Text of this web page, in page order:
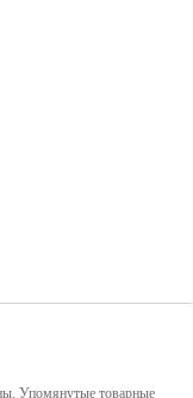
страницу записи
газа и
Упомянутые товарные